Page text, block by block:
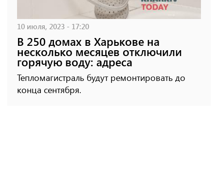
10 июля, 2023 - 17:20
В 250 домах в Харькове на
несколько месяцев отключили
горячую воду: адреса
Тепломагистраль будут ремонтировать до
конца сентября.